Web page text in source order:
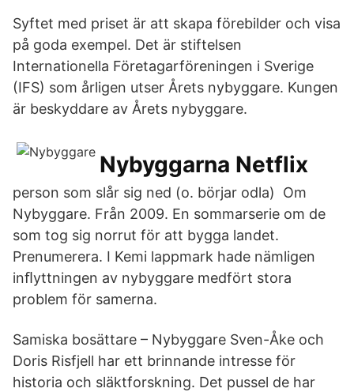
Syftet med priset är att skapa förebilder och visa
på goda exempel. Det är stiftelsen
Internationella Företagarföreningen i Sverige
(IFS) som årligen utser Årets nybyggare. Kungen
är beskyddare av Årets nybyggare.
Nybyggarna Netflix
person som slår sig ned (o. börjar odla) Om
Nybyggare. Från 2009. En sommarserie om de
som tog sig norrut för att bygga landet.
Prenumerera. I Kemi lappmark hade nämligen
inﬂyttningen av nybyggare medfört stora
problem för samerna.
Samiska bosättare – Nybyggare Sven-Åke och
Doris Risfjell har ett brinnande intresse för
historia och släktforskning. Det pussel de har